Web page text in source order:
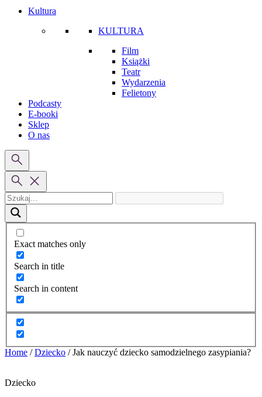
Kultura
KULTURA
Film
Książki
Teatr
Wydarzenia
Felietony
Podcasty
E-booki
Sklep
O nas
Exact matches only
Search in title
Search in content
Home / Dziecko / Jak nauczyć dziecko samodzielnego zasypiania?
Dziecko